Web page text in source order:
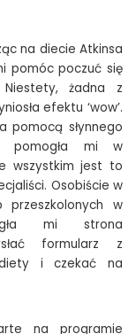
na diecie Atkinsa
pomóc poczuć się
żadna z
efektu ‘wow’.
pomocą słynnego
pomogła mi w
wszystkim jest to
Osobiście w
przeszkolonych w
mi strona
formularz z
i czekać na
na programie